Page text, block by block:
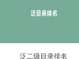
泛二级目录排名